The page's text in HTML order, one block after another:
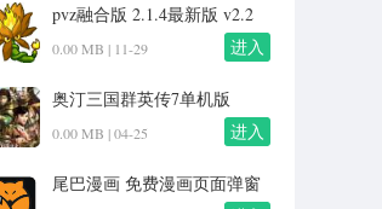
pvz融合版 2.1.4最新版 v2.2
0.00 MB | 11-29 进入
奥汀三国群英传7单机版
0.00 MB |04-25 进入
尾巴漫画 免费漫画页面弹窗